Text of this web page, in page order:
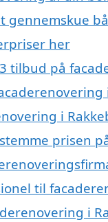
gennemskue
her
tilbud på
i
prisen
til
i